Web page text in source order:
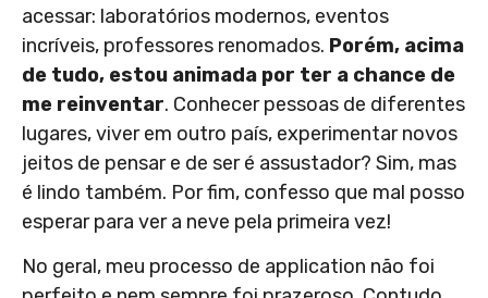
acessar: laboratórios modernos, eventos
incríveis, professores renomados. Porém, acima
de tudo, estou animada por ter a chance de
me reinventar. Conhecer pessoas de diferentes
lugares, viver em outro país, experimentar novos
jeitos de pensar e de ser é assustador? Sim, mas
é lindo também. Por fim, confesso que mal posso
esperar para ver a neve pela primeira vez!
No geral, meu processo de application não foi